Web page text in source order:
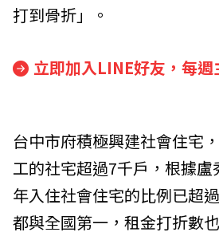
打到骨折」。
立即加入LINE好友，每
台中市府積極興建社會住宅
工的社宅超過7千戶，根據
年入住社會住宅的比例已超
都與全國第一，租金打折數